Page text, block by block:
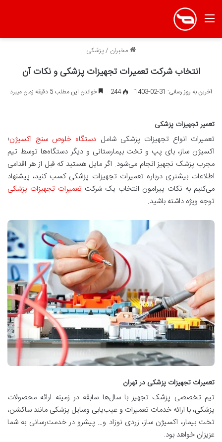
منو
مخبران /پزشکی
انتخاب شرکت تعمیرات تجهیزات پزشکی و نکات آن
آخرین به روز رسانی: 31-02-1403 244 خواندن این مطلب 5 دقیقه زمان میبرد
تعمیر تجهیزات پزشکی
تعمیرات انواع تجهیزات پزشکی شامل دستگاه خلوص سنج اکسیژن؛
اکسیژن ساز، بای پپ و تخت بیمارستانی و دیگر دستگاه‌ها توسط تیم
مجرب پزشک نجهیز انجام می‌شود. اگر مایل هستید که قبل از هر اقدامی
اطلاعات بیشتری درباره تعمیرات تجهیزات پزشکی کسب کنید، پیشنهاد
می‌کنیم به نکات پیرامون انتخاب یک شرکت تعمیرات تجهیزات پزشکی
توجه ویژه داشته باشید.
تعمیرات تجهیزات پزشکی در تهران
تیم تخصصی پزشک تجهیز با سال‌ها سابقه در زمینه ارائه محصولات
پزشکی، با ارائه خدمات تعمیرات و عیب‌یابی وسایل پزشکی مانند ساکشن،
تخت بیمار، اکسیژن ساز، زردی نوزاد و… پیشرو در خدمت‌رسانی به شما
عزیزان خواهد بود.